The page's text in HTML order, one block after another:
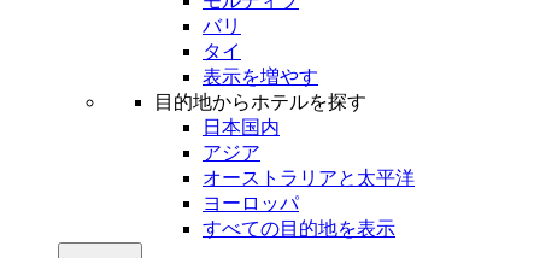
バリ
タイ
表示を増やす
目的地からホテルを探す
日本国内
アジア
オーストラリアと太平洋
ヨーロッパ
すべての目的地を表示